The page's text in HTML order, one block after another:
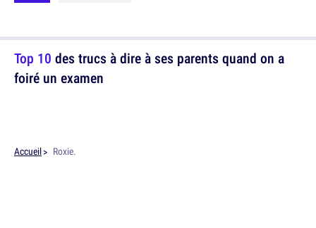
Top 10 des trucs à dire à ses parents quand on a
foiré un examen
Accueil Roxie.